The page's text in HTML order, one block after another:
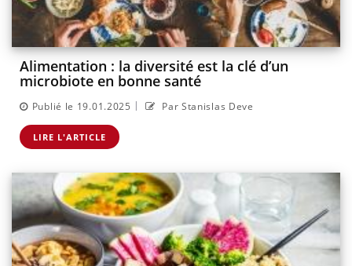
Alimentation : la diversité est la clé d’un
microbiote en bonne santé
Publié le 19.01.2025 | Par Stanislas Deve
LIRE L'ARTICLE